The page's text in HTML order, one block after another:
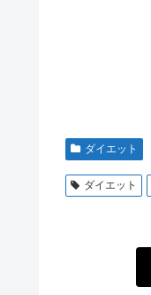
ダイエット
ダイエット